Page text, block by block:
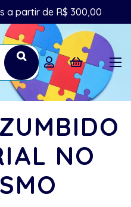
a partir de R$ 300,00
NO